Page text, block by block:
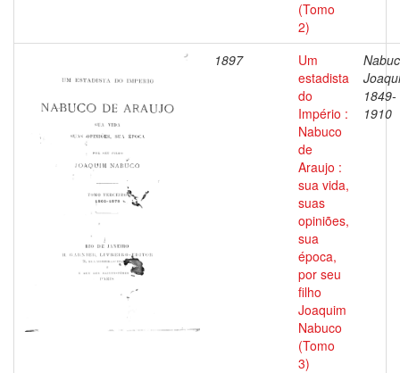
(Tomo
2)
1897
Um
estadista
do
Império :
Nabuco
de
Araujo :
sua vida,
suas
opiniões,
sua
época,
por seu
filho
Joaquim
Nabuco
(Tomo
3)
1849-
1910